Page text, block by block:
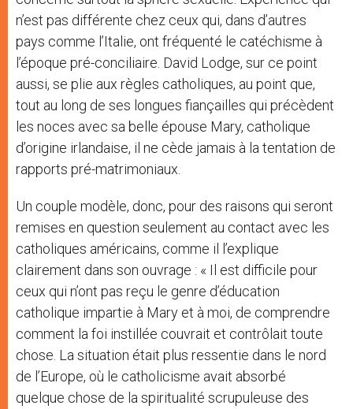
n’est pas différente chez ceux qui, dans d’autres
pays comme l’Italie, ont fréquenté le catéchisme à
l’époque pré-conciliaire. David Lodge, sur ce point
aussi, se plie aux règles catholiques, au point que,
tout au long de ses longues fiançailles qui précèdent
les noces avec sa belle épouse Mary, catholique
d’origine irlandaise, il ne cède jamais à la tentation de
rapports pré-matrimoniaux.
Un couple modèle, donc, pour des raisons qui seront
remises en question seulement au contact avec les
catholiques américains, comme il l’explique
clairement dans son ouvrage : « Il est difficile pour
ceux qui n’ont pas reçu le genre d’éducation
catholique impartie à Mary et à moi, de comprendre
comment la foi instillée couvrait et contrôlait toute
chose. La situation était plus ressentie dans le nord
de l’Europe, où le catholicisme avait absorbé
quelque chose de la spiritualité scrupuleuse des